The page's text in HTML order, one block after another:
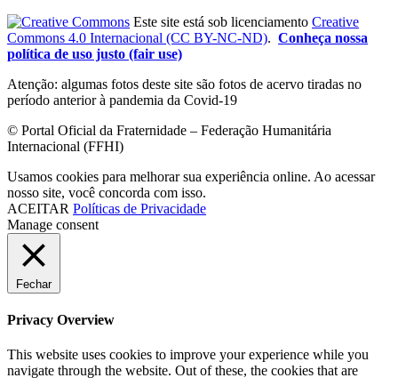
Este site está sob licenciamento Creative
Commons 4.0 Internacional (CC BY-NC-ND). Conheça nossa
política de uso justo (fair use)
Atenção: algumas fotos deste site são fotos de acervo tiradas no
período anterior à pandemia da Covid-19
© Portal Oficial da Fraternidade – Federação Humanitária
Internacional (FFHI)
Usamos cookies para melhorar sua experiência online. Ao acessar
nosso site, você concorda com isso.
ACEITAR Políticas de Privacidade
Manage consent
Fechar
Privacy Overview
This website uses cookies to improve your experience while you
navigate through the website. Out of these, the cookies that are